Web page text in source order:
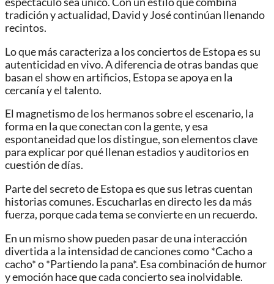
tradición y actualidad, David y José continúan llenando
recintos.
Lo que más caracteriza a los conciertos de Estopa es su
autenticidad en vivo. A diferencia de otras bandas que
basan el show en artificios, Estopa se apoya en la
cercanía y el talento.
El magnetismo de los hermanos sobre el escenario, la
forma en la que conectan con la gente, y esa
espontaneidad que los distingue, son elementos clave
para explicar por qué llenan estadios y auditorios en
cuestión de días.
Parte del secreto de Estopa es que sus letras cuentan
historias comunes. Escucharlas en directo les da más
fuerza, porque cada tema se convierte en un recuerdo.
En un mismo show pueden pasar de una interacción
divertida a la intensidad de canciones como *Cacho a
cacho* o *Partiendo la pana*. Esa combinación de humor
y emoción hace que cada concierto sea inolvidable.